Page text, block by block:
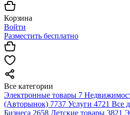
Корзина
Войти
Разместить бесплатно
Все категории
Электронные товары 7
(Авторынок) 7737 Услуги 4721 Все
Бизнеса 2658 Детские товары 3821